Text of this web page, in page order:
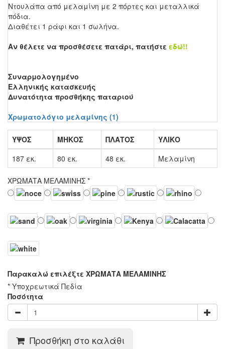
Ντουλάπα από μελαμίνη με 2 πόρτες και μεταλλικά
πόδια.
Διαθέτει 1 ράφι και 1 σωλήνα.
Αν θέλετε να προσθέσετε πατάρι, πατήστε εδώ!!
Συναρμολογημένο
Ελληνικής κατασκευής
Δυνατότητα προσθήκης παταριού
Χρωματολόγιο μελαμίνης (1)
ΥΨΟΣ ΜΗΚΟΣ ΠΛΑΤΟΣ
ΥΛΙΚΟ
187 εκ.
80 εκ. 48 εκ. Μελαμίνη
ΧΡΩΜΑΤΑ ΜΕΛΑΜΙΝΗΣ *
Παρακαλώ επιλέξτε ΧΡΩΜΑΤΑ ΜΕΛΑΜΙΝΗΣ
* Υποχρεωτικά Πεδία
Ποσότητα
Προσθήκη στο καλάθι